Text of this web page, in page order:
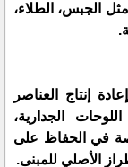
الجبس، الطلاء،
إنتاج العناصر
الجدارية،
في الحفاظ على
الأصلي للمبنى.